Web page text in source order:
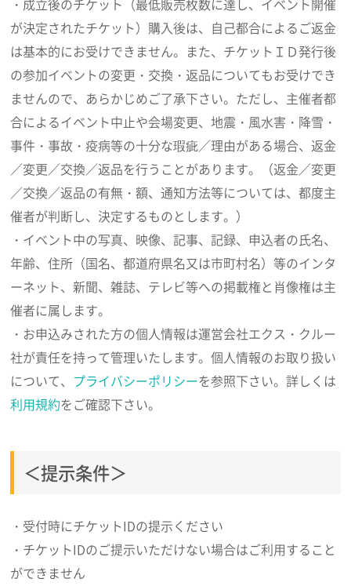
が決定されたチケット）購入後は、自己都合によるご返金
は基本的にお受けできません。また、チケットＩＤ発行後
の参加イベントの変更・交換・返品についてもお受けでき
ませんので、あらかじめご了承下さい。ただし、主催者都
合によるイベント中止や会場変更、地震・風水害・降雪・
事件・事故・疫病等の十分な瑕疵／理由がある場合、返金
／変更／交換／返品を行うことがあります。（返金／変更
／交換／返品の有無・額、通知方法等については、都度主
催者が判断し、決定するものとします。）
・イベント中の写真、映像、記事、記録、申込者の氏名、
年齢、住所（国名、都道府県名又は市町村名）等のインタ
ーネット、新聞、雑誌、テレビ等への掲載権と肖像権は主
催者に属します。
・お申込みされた方の個人情報は運営会社エクス・クルー
社が責任を持って管理いたします。個人情報のお取り扱い
について、 プライバシーポリシーを参照下さい。詳しくは
利用規約をご確認下さい。
＜提示条件＞
・受付時にチケットIDの提示ください
・チケットIDのご提示いただけない場合はご利用すること
ができません